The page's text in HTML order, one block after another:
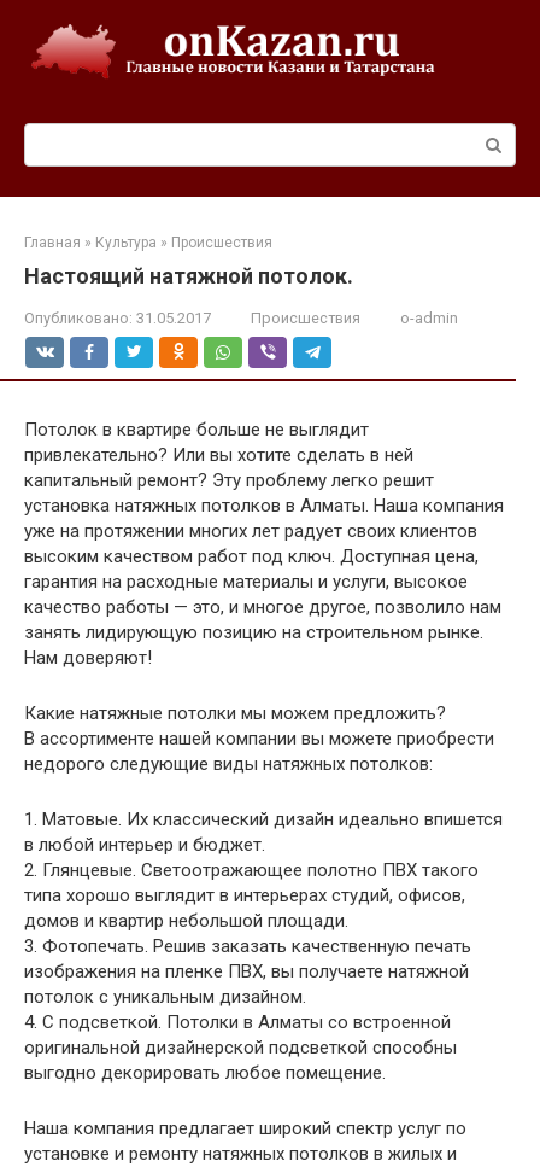
контенту
Главная » Культура » Происшествия
Настоящий натяжной потолок.
Опубликовано: 31.05.2017 Происшествия o-admin
Потолок в квартире больше не выглядит
привлекательно? Или вы хотите сделать в ней
капитальный ремонт? Эту проблему легко решит
установка натяжных потолков в Алматы. Наша компания
уже на протяжении многих лет радует своих клиентов
высоким качеством работ под ключ. Доступная цена,
гарантия на расходные материалы и услуги, высокое
качество работы — это, и многое другое, позволило нам
занять лидирующую позицию на строительном рынке.
Нам доверяют!
Какие натяжные потолки мы можем предложить?
В ассортименте нашей компании вы можете приобрести
недорого следующие виды натяжных потолков:
1. Матовые. Их классический дизайн идеально впишется
в любой интерьер и бюджет.
2. Глянцевые. Светоотражающее полотно ПВХ такого
типа хорошо выглядит в интерьерах студий, офисов,
домов и квартир небольшой площади.
3. Фотопечать. Решив заказать качественную печать
изображения на пленке ПВХ, вы получаете натяжной
потолок с уникальным дизайном.
4. С подсветкой. Потолки в Алматы со встроенной
оригинальной дизайнерской подсветкой способны
выгодно декорировать любое помещение.
Наша компания предлагает широкий спектр услуг по
установке и ремонту натяжных потолков в жилых и